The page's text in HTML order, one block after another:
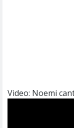
Video: Noemi